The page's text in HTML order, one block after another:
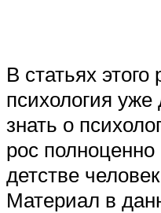
В статьях
психология
знать о
рос
детстве
Материал в